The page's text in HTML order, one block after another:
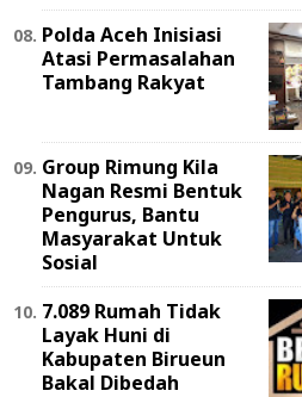
Polda Aceh Inisiasi
Atasi Permasalahan
Tambang Rakyat
Group Rimung Kila
Nagan Resmi Bentuk
Pengurus, Bantu
Masyarakat Untuk
Sosial
7.089 Rumah Tidak
Layak Huni di
Kabupaten Birueun
Bakal Dibedah